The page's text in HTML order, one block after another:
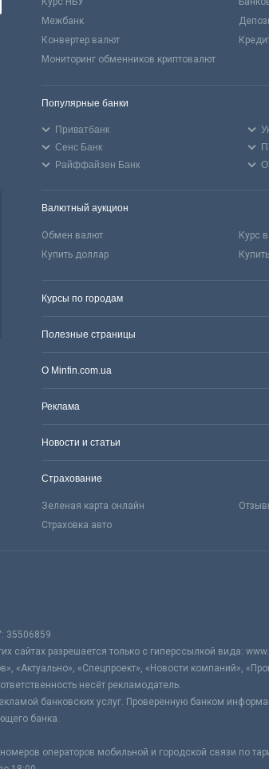
Межбанк
Конвертер валют
Мониторинг обменников криптовалют
Популярные банки
Приватбанк
Сенс Банк
Райффайзен Банк
Валютный аукцион
Обмен валют Курс
Купить доллар
Курсы по городам
Полезные страницы
О Minfin.com.ua
Реклама
Новости и статьи
Страхование
Зеленая карта онлайн
Страховка авто
35506859
сайтах разрешается только с гиперссылкой вида:
«Актуально», «Спецпроект», «Новости компаний»,
несёт рекламодатель.
банковских услуг. Проверенную банком
банка.
операторов мобильной и городской связи по